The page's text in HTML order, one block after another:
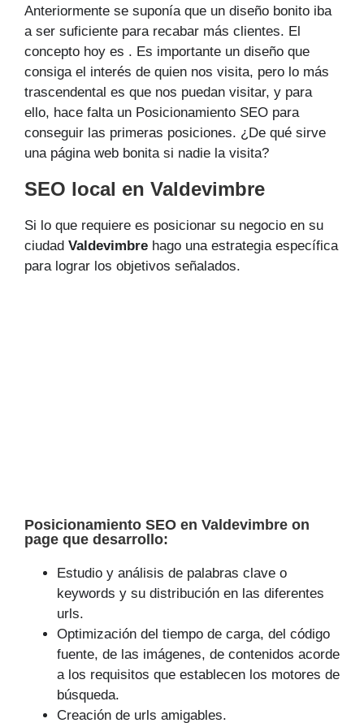
Anteriormente se suponía que un diseño bonito iba
a ser suficiente para recabar más clientes. El
concepto hoy es . Es importante un diseño que
consiga el interés de quien nos visita, pero lo más
trascendental es que nos puedan visitar, y para
ello, hace falta un Posicionamiento SEO para
conseguir las primeras posiciones. ¿De qué sirve
una página web bonita si nadie la visita?
SEO local en Valdevimbre
Si lo que requiere es posicionar su negocio en su
ciudad Valdevimbre hago una estrategia específica
para lograr los objetivos señalados.
Posicionamiento SEO en Valdevimbre on
page que desarrollo:
Estudio y análisis de palabras clave o
keywords y su distribución en las diferentes
urls.
Optimización del tiempo de carga, del código
fuente, de las imágenes, de contenidos acorde
a los requisitos que establecen los motores de
búsqueda.
Creación de urls amigables.